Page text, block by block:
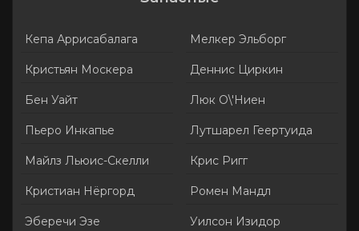
Кепа Аррисабалага
Кристьян Москера
Бен Уайт
Пьеро Инкапье
Майлз Льюис-Скелли
Кристиан Нёргорд
Эберечи Эзе
Мелкер Эльборг
Деннис Циркин
Люк О\'Ниен
Лутшарел Геертуида
Крис Ригг
Ромен Мандл
Уилсон Изидор